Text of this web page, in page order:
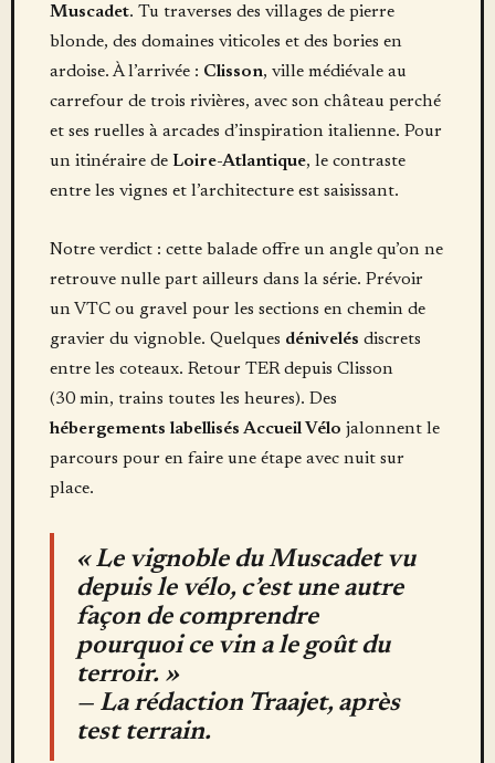
Muscadet. Tu traverses des villages de pierre
blonde, des domaines viticoles et des bories en
ardoise. À l’arrivée : Clisson, ville médiévale au
carrefour de trois rivières, avec son château perché
et ses ruelles à arcades d’inspiration italienne. Pour
un itinéraire de Loire-Atlantique, le contraste
entre les vignes et l’architecture est saisissant.
Notre verdict : cette balade offre un angle qu’on ne
retrouve nulle part ailleurs dans la série. Prévoir
un VTC ou gravel pour les sections en chemin de
gravier du vignoble. Quelques dénivelés discrets
entre les coteaux. Retour TER depuis Clisson
(30 min, trains toutes les heures). Des
hébergements labellisés Accueil Vélo jalonnent le
parcours pour en faire une étape avec nuit sur
place.
« Le vignoble du Muscadet vu
depuis le vélo, c’est une autre
façon de comprendre
pourquoi ce vin a le goût du
terroir. »
— La rédaction Traajet, après
test terrain.